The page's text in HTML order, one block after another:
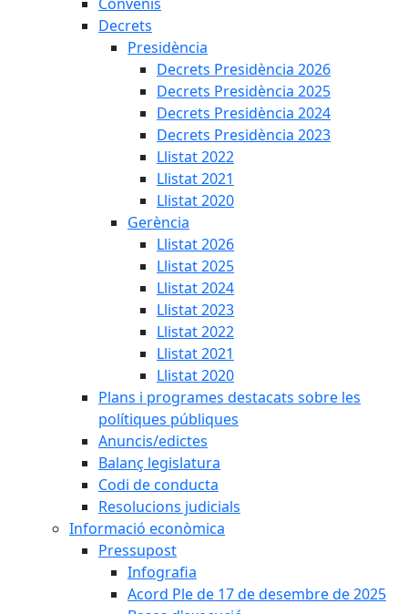
Decrets
Presidència
Decrets Presidència 2026
Decrets Presidència 2025
Decrets Presidència 2024
Decrets Presidència 2023
Llistat 2022
Llistat 2021
Llistat 2020
Gerència
Llistat 2026
Llistat 2025
Llistat 2024
Llistat 2023
Llistat 2022
Llistat 2021
Llistat 2020
Plans i programes destacats sobre les
polítiques públiques
Anuncis/edictes
Balanç legislatura
Codi de conducta
Resolucions judicials
Informació econòmica
Pressupost
Infografia
Acord Ple de 17 de desembre de 2025